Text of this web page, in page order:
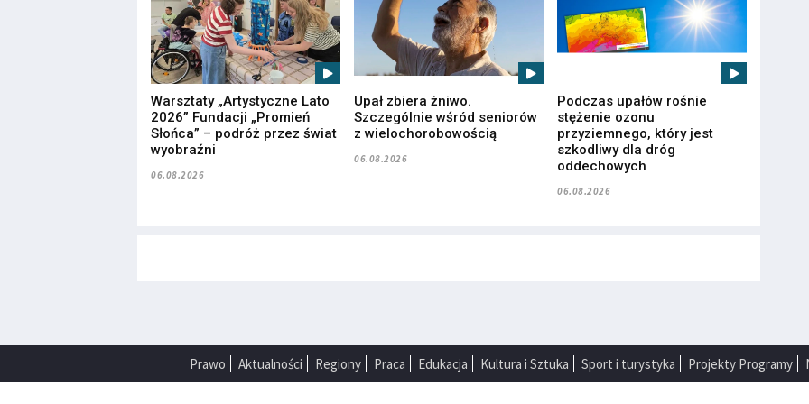
Warsztaty „Artystyczne Lato
2026” Fundacji „Promień
Słońca” – podróż przez świat
wyobraźni
06.08.2026
Upał zbiera żniwo.
Szczególnie wśród seniorów
z wielochorobowością
06.08.2026
Podczas upałów rośnie
stężenie ozonu
przyziemnego, który jest
szkodliwy dla dróg
oddechowych
06.08.2026
Prawo Aktualności Regiony Praca Edukacja Kultura i Sztuka Sport i turystyka Projekty Programy